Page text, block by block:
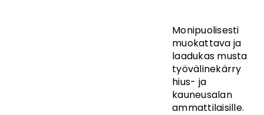
Monipuolisesti
muokattava ja
laadukas musta
työvälinekärry
hius- ja
kauneusalan
ammattilaisille.